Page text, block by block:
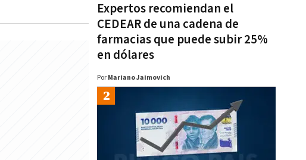
Expertos recomiendan el
CEDEAR de una cadena de
farmacias que puede subir 25%
en dólares
Por Mariano Jaimovich